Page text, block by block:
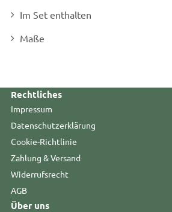
Im Set enthalten
Maße
Rechtliches
Impressum
Datenschutzerklärung
Cookie-Richtlinie
Zahlung & Versand
Widerrufsrecht
AGB
Über uns